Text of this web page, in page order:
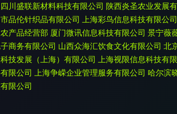
四川盛联新材料科技有限公司 陕西炎圣农业发展
品伦针织品有限公司 上海彩鸟信息科技有限公司
产品经营部 厦门微讯信息科技有限公司 景宁薇
商务有限公司 山西众海汇饮食文化有限公司 北
技发展（上海）有限公司 上海视限信息科技有
限公司 上海争嵘企业管理服务有限公司 哈尔滨
限公司